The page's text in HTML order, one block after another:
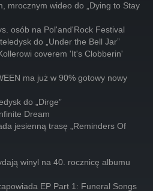
mrocznym wideo do „Dying to Stay
osób na Pol'and'Rock Festival
do „Under the Bell Jar”
coverem 'It's Clobberin'
ma już w 90% gotowy nowy
do „Dirge”
Dream
jesienną trasę „Reminders Of
winyl na 40. rocznicę albumu
EP Part 1: Funeral Songs